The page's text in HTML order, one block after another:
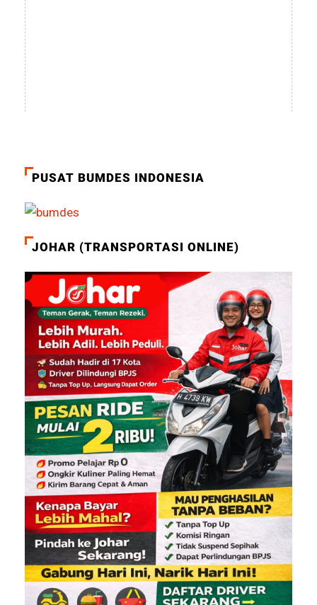
PUSAT BUMDES INDONESIA
JOHAR (TRANSPORTASI ONLINE)